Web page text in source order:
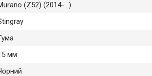
(Z52) (2014-...)
мм